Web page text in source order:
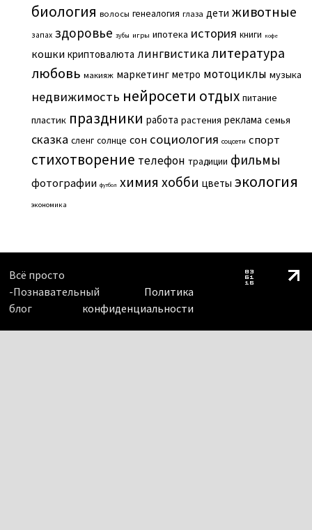
биология волосы генеалогия глаза дети животные
запах здоровье зубы игры ипотека история книги кофе
кошки криптовалюта лингвистикалитература
любовь макияж маркетинг метро мотоциклы музыка
недвижимость нейросети отдых питание
пластик праздники работа растения реклама семья
сказка сленг солнце сон социология соцсети спорт
стихотворение телефон традиции фильмы
фотографии футбол химия хобби цветы экология
экономика
Всё просто
-Познавательный
блог
Политика
конфиденциальности